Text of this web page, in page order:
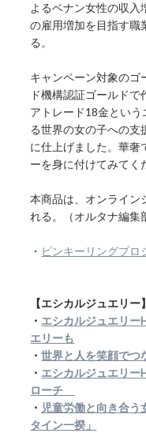
よるベナン女性の収入
の雇用増加を目指す職
る。
キャンペーン対象のゴ
ド機構認証ゴールド
アトレード18金とい
る世界の女の子への支
に仕上げました。華奢
ーを身に付けてみてく
本商品は、オンライン
れる。（オルタナ編集
・ ピンキーリングプロ
【エシカルジュエリ
・ エシカルジュエリ
エリーも
・世界と人を笑顔でつ
・ エシカルジュエリー
ローチ
・ 児童労働と向き合
タイン一揆」